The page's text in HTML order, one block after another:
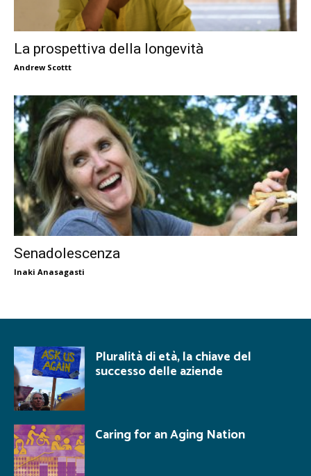
La prospettiva della longevità
Andrew Scottt
Senadolescenza
Inaki Anasagasti
Pluralità di età, la chiave del
successo delle aziende
Caring for an Aging Nation